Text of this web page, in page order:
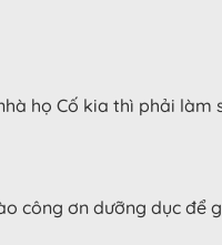
họ Cố kia thì phải làm
công ơn dưỡng dục để